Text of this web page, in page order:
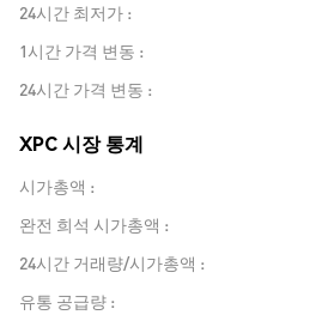
24시간 최저가
1시간 가격 변동
24시간 가격 변동
XPC 시장 통계
시가총액
완전 희석 시가총액
24시간 거래량/시가총액
유통 공급량